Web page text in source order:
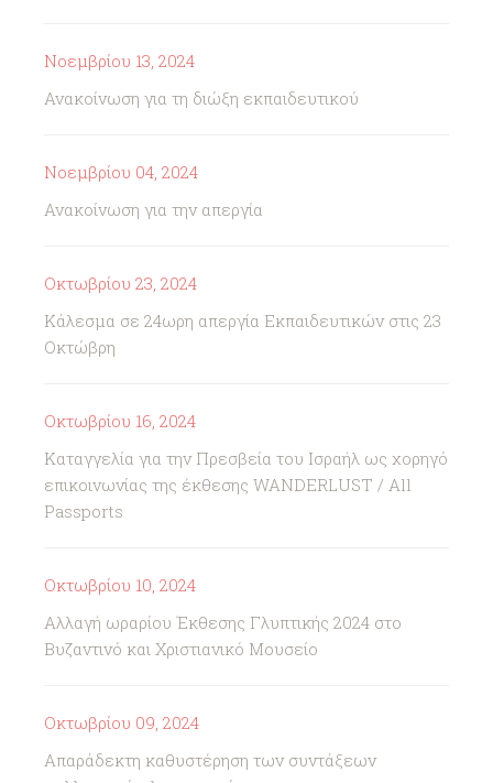
Νοεμβρίου 13, 2024
Ανακοίνωση για τη διώξη εκπαιδευτικού
Νοεμβρίου 04, 2024
Ανακοίνωση για την απεργία
Οκτωβρίου 23, 2024
Κάλεσμα σε 24ωρη απεργία Εκπαιδευτικών στις 23
Οκτώβρη
Οκτωβρίου 16, 2024
Καταγγελία για την Πρεσβεία του Ισραήλ ως χορηγό
επικοινωνίας της έκθεσης WANDERLUST / All
Passports
Οκτωβρίου 10, 2024
Αλλαγή ωραρίου Έκθεσης Γλυπτικής 2024 στο
Βυζαντινό και Χριστιανικό Μουσείο
Οκτωβρίου 09, 2024
Απαράδεκτη καθυστέρηση των συντάξεων